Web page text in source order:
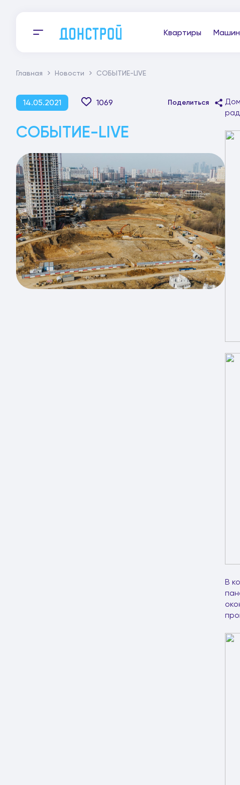
Квартиры
Главная Новости СОБЫТИЕ-LIVE
14.05.2021 1069 Поделиться
СОБЫТИЕ-LIVE
В